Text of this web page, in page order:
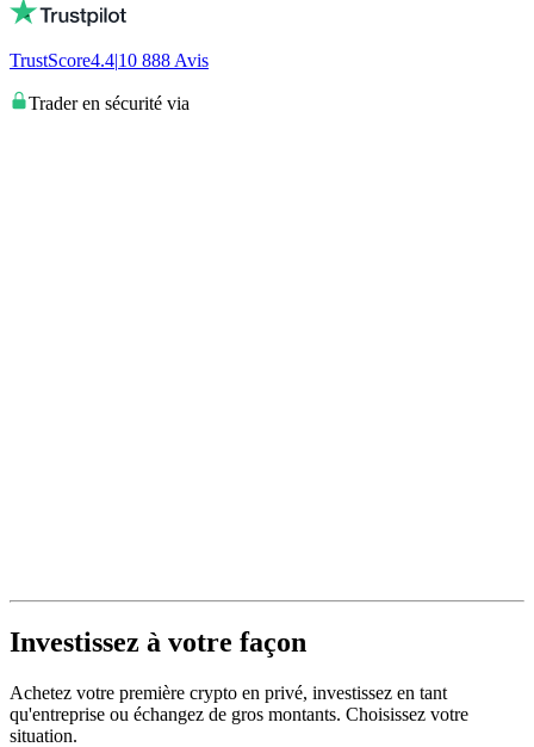
TrustScore4.4|10 888 Avis
Trader en sécurité via
Investissez à votre façon
Achetez votre première crypto en privé, investissez en tant
qu'entreprise ou échangez de gros montants. Choisissez votre
situation.